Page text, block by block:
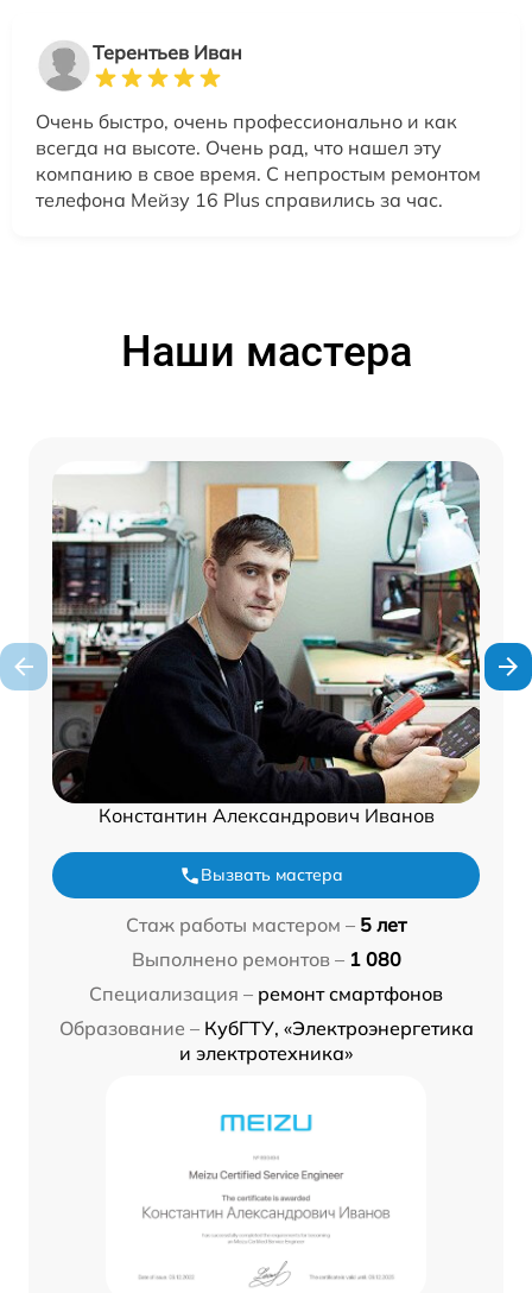
Терентьев Иван
Очень быстро, очень профессионально и как
всегда на высоте. Очень рад, что нашел эту
компанию в свое время. С непростым ремонтом
телефона Мейзу 16 Plus справились за час.
Наши мастера
Константин Александрович Иванов
Вызвать мастера
Стаж работы мастером – 5 лет
Выполнено ремонтов – 1 080
Специализация – ремонт смартфонов
Образование – КубГТУ, «Электроэнергетика
и электротехника»